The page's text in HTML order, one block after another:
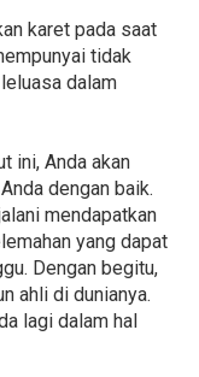
karet pada saat
tidak
dalam
ini, Anda akan
dengan baik.
mendapatkan
yang dapat
Dengan begitu,
ahli di dunianya.
lagi dalam hal